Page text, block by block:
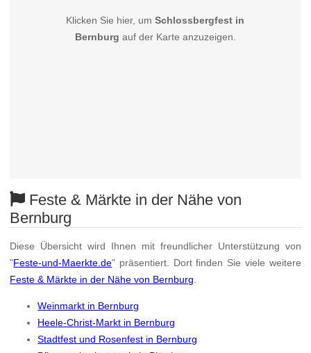
Klicken Sie hier, umSchlossbergfest in
Bernburg auf der Karte anzuzeigen.
Feste & Märkte in der Nähe von
Bernburg
Diese Übersicht wird Ihnen mit freundlicher Unterstützung von
"Feste-und-Maerkte.de" präsentiert. Dort finden Sie viele weitere
Feste & Märkte in der Nähe von Bernburg
Weinmarkt in Bernburg
Heele-Christ-Markt in Bernburg
Stadtfest und Rosenfest in Bernburg